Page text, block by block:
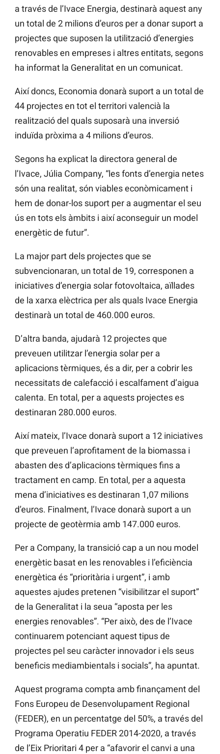
a través de l’Ivace Energia, destinarà aquest any
un total de 2 milions d’euros per a donar suport a
projectes que suposen la utilització d’energies
renovables en empreses i altres entitats, segons
ha informat la Generalitat en un comunicat.
Així doncs, Economia donarà suport a un total de
44 projectes en tot el territori valencià la
realitzaciódel quals suposarà una inversió
induïda pròxima a 4 milions d’euros.
Segons ha explicat la directora general de
l’Ivace, Júlia Company, “les fonts d’energia netes
són una realitat, són viables econòmicament i
hem de donar-los suport per a augmentar el seu
ús en tots els àmbits i així aconseguir un model
energètic de futur”.
La major part dels projectes que se
subvencionaran, un total de 19, corresponen a
iniciatives d’energia solar fotovoltaica, aïllades
de la xarxa elèctrica per als quals Ivace Energia
destinarà un total de 460.000 euros.
D’altra banda, ajudarà 12 projectes que
preveuen utilitzar l’energia solar per a
aplicacions tèrmiques, és a dir, per a cobrir les
necessitats de calefacció i escalfament d’aigua
calenta. En total, per a aquests projectes es
destinaran 280.000 euros.
Així mateix, l’Ivace donarà suport a 12 iniciatives
que preveuen l’aprofitament de la biomassa i
abasten des d’aplicacions tèrmiques fins a
tractament en camp. En total, per a aquesta
mena d’iniciatives es destinaran 1,07 milions
d’euros. Finalment, l’Ivace donarà suport a un
projecte de geotèrmia amb 147.000 euros.
Per a Company, la transició cap a un nou model
energètic basat en les renovables i l’eficiència
energètica és “prioritària i urgent”, i amb
aquestes ajudes pretenen “visibilitzar el suport”
de la Generalitat i la seua “aposta per les
energies renovables”. “Per això, des de l’Ivace
continuarem potenciant aquest tipus de
projectes pel seu caràcter innovador i els seus
beneficis mediambientals i socials”, ha apuntat.
Aquest programa compta amb finançament del
Fons Europeu de Desenvolupament Regional
(FEDER), en un percentatge del 50%, a través del
Programa Operatiu FEDER 2014-2020, a través
de l’Eix Prioritari 4 per a “afavorir el canvi a una